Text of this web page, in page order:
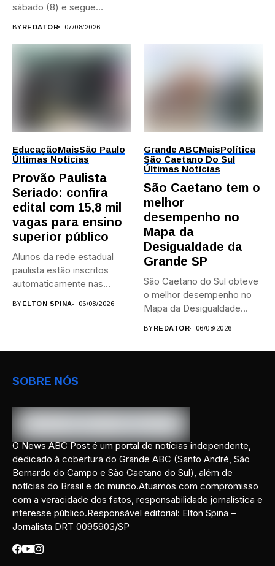
sábado (8) e segue
BYREDATOR 07/08/2026
EducaçãoMaisSão Paulo
Últimas Notícias
Provão Paulista
Seriado: confira
edital com 15,8 mil
vagas para ensino
superior público
Alunos da rede estadual
paulista estão inscritos
automaticamente nas
BY ELTON SPINA 06/08/2026
Grande ABCMaisPolítica
São Caetano Do Sul
Últimas Notícias
São Caetano tem o
melhor
desempenho no
Mapa da
Desigualdade da
Grande SP
São Caetano do Sul obteve
o melhor desempenho no
Mapa da Desigualdade...
BY REDATOR 06/08/2026
SOBRE NÓS
O News ABC Post é um portal de notícias independente,
dedicado à cobertura do Grande ABC (Santo André, São
Bernardo do Campo e São Caetano do Sul), além de
notícias do Brasil e do mundo.Atuamos com compromisso
com a veracidade dos fatos, responsabilidade jornalística e
interesse público.Responsável editorial: Elton Spina –
Jornalista DRT 0095903/SP